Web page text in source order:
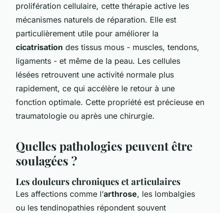
prolifération cellulaire, cette thérapie active les
mécanismes naturels de réparation. Elle est
particulièrement utile pour améliorer la
cicatrisation des tissus mous - muscles, tendons,
ligaments - et même de la peau. Les cellules
lésées retrouvent une activité normale plus
rapidement, ce qui accélère le retour à une
fonction optimale. Cette propriété est précieuse en
traumatologie ou après une chirurgie.
Quelles pathologies peuvent être
soulagées ?
Les douleurs chroniques et articulaires
Les affections comme l’arthrose, les lombalgies
ou les tendinopathies répondent souvent